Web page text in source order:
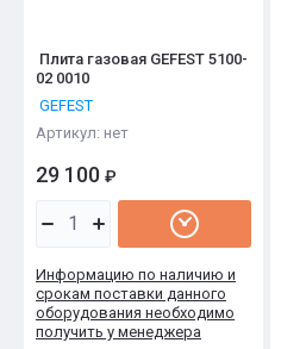
Плита газовая GEFEST 5100-
02 0010
GEFEST
Артикул: нет
29 100 ₽
Информацию по наличию и
срокам поставки данного
оборудования необходимо
получить у менеджера